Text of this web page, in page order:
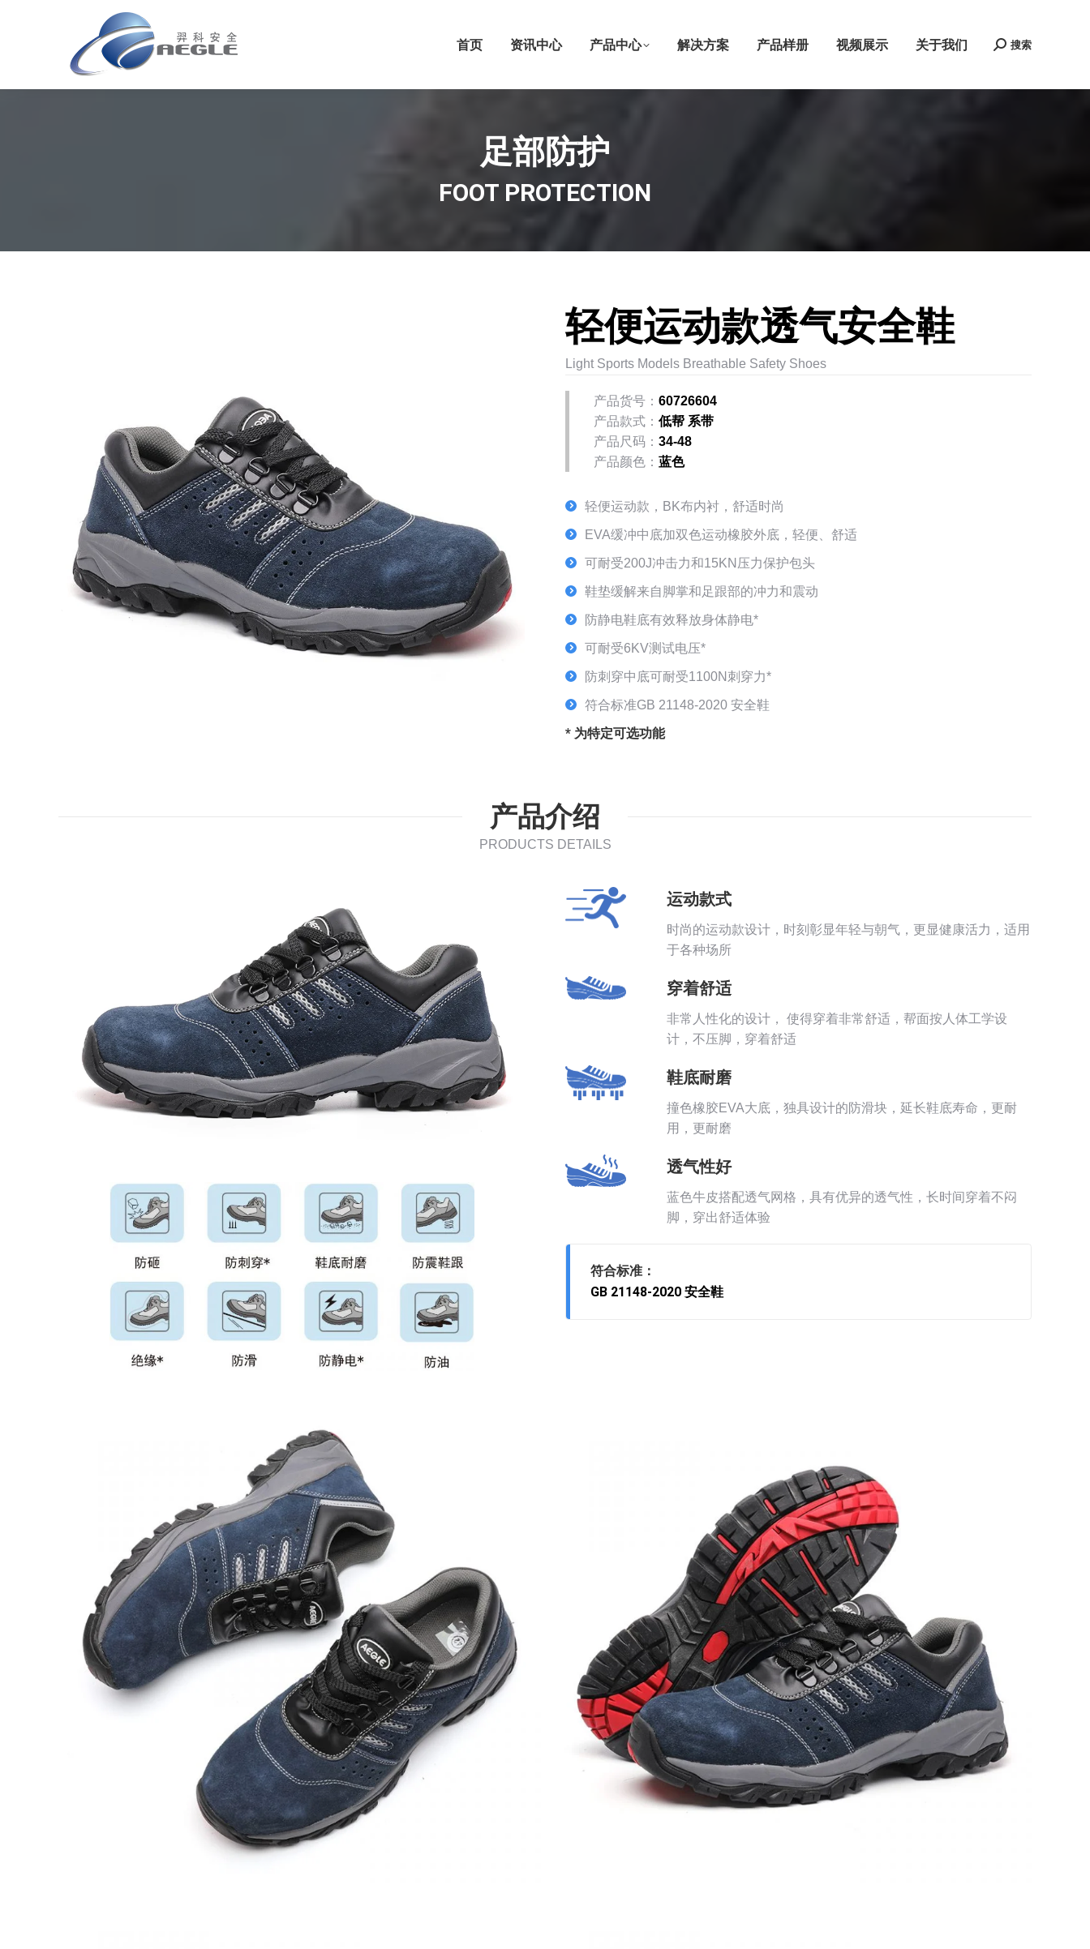
首页 资讯中心 产品中心 解决方案 产品样册 视频展示 关于我们 Search:
搜索
足部防护
FOOT PROTECTION
轻便运动款透气安全鞋
Light Sports Models Breathable Safety Shoes
产品货号： 60726604
产品款式： 低帮 系带
产品尺码： 34-48
产品颜色： 蓝色
轻便运动款，BK布内衬，舒适时尚
EVA缓冲中底加双色运动橡胶外底，轻便、舒适
可耐受200J冲击力和15KN压力保护包头
鞋垫缓解来自脚掌和足跟部的冲力和震动
防静电鞋底有效释放身体静电*
可耐受6KV测试电压*
防刺穿中底可耐受1100N刺穿力*
符合标准GB 21148-2020 安全鞋
* 为特定可选功能
产品介绍
PRODUCTS DETAILS
运动款式
时尚的运动款设计，时刻彰显年轻与朝气，更显健康活力，适用
于各种场所
穿着舒适
非常人性化的设计， 使得穿着非常舒适，帮面按人体工学设
计，不压脚，穿着舒适
鞋底耐磨
撞色橡胶EVA大底，独具设计的防滑块，延长鞋底寿命，更耐
用，更耐磨
透气性好
蓝色牛皮搭配透气网格，具有优异的透气性，长时间穿着不闷
脚，穿出舒适体验
符合标准：
GB 21148-2020 安全鞋